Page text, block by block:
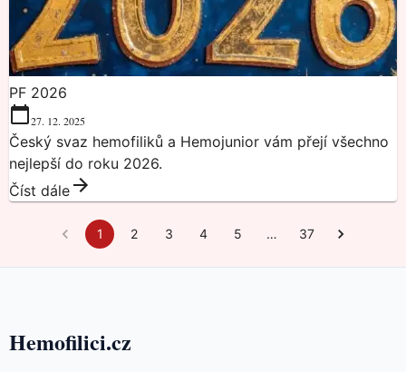
PF 2026
27. 12. 2025
Český svaz hemofiliků a Hemojunior vám přejí všechno
nejlepší do roku 2026.
Číst dále
1 2 3 4 5 … 37
Hemofilici.cz